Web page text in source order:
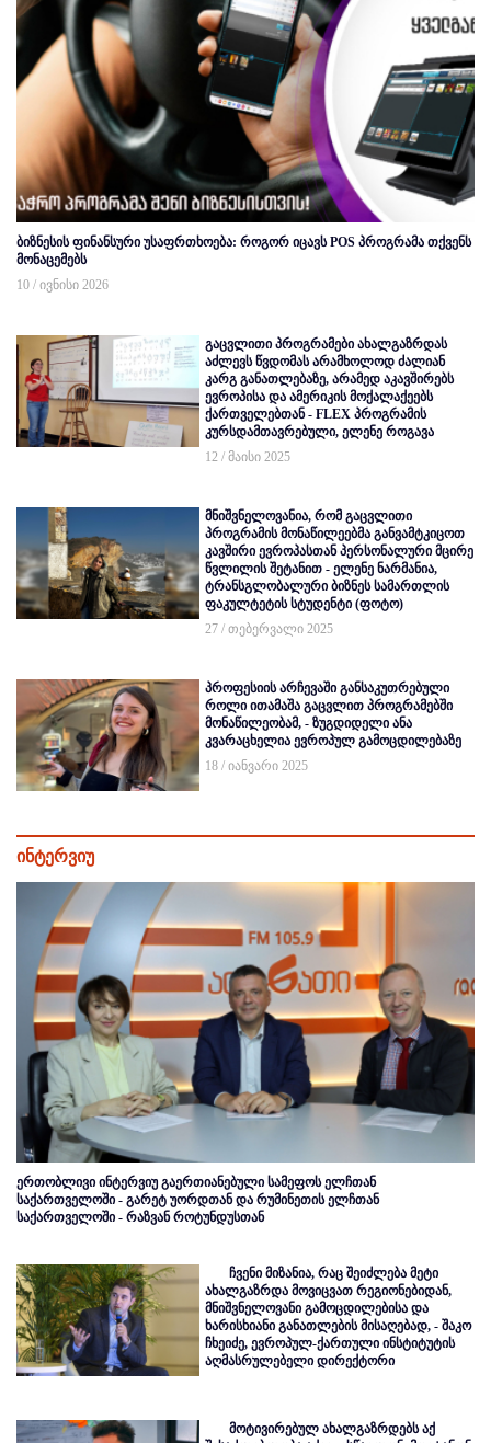
ბიზნესის ფინანსური უსაფრთხოება: როგორ იცავს POS პროგრამა თქვენს
მონაცემებს
10 / ივნისი 2026
გაცვლითი პროგრამები ახალგაზრდას
აძლევს წვდომას არამხოლოდ ძალიან
კარგ განათლებაზე, არამედ აკავშირებს
ევროპისა და ამერიკის მოქალაქეებს
ქართველებთან - FLEX პროგრამის
კურსდამთავრებული, ელენე როგავა
12 / მაისი 2025
მნიშვნელოვანია, რომ გაცვლითი
პროგრამის მონაწილეებმა განვამტკიცოთ
კავშირი ევროპასთან პერსონალური მცირე
წვლილის შეტანით - ელენე ნარმანია,
ტრანსგლობალური ბიზნეს სამართლის
ფაკულტეტის სტუდენტი (ფოტო)
27 / თებერვალი 2025
პროფესიის არჩევაში განსაკუთრებული
როლი ითამაშა გაცვლით პროგრამებში
მონაწილეობამ, - ზუგდიდელი ანა
კვარაცხელია ევროპულ გამოცდილებაზე
18 / იანვარი 2025
ინტერვიუ
ერთობლივი ინტერვიუ გაერთიანებული სამეფოს ელჩთან
საქართველოში - გარეტ უორდთან და რუმინეთის ელჩთან
საქართველოში - რაზვან როტუნდუსთან
ჩვენი მიზანია, რაც შეიძლება მეტი
ახალგაზრდა მოვიცვათ რეგიონებიდან,
მნიშვნელოვანი გამოცდილებისა და
ხარისხიანი განათლების მისაღებად, - შაკო
ჩხეიძე, ევროპულ-ქართული ინსტიტუტის
აღმასრულებელი დირექტორი
მოტივირებულ ახალგაზრდებს აქ